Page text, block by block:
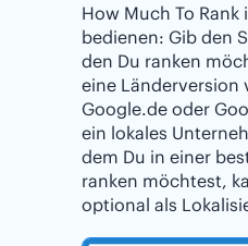
How Much To
bedienen: Gib den
den Du ranken
eine Länderversion
Google.de oder
ein lokales
dem Du in einer
ranken möchtest,
optional als